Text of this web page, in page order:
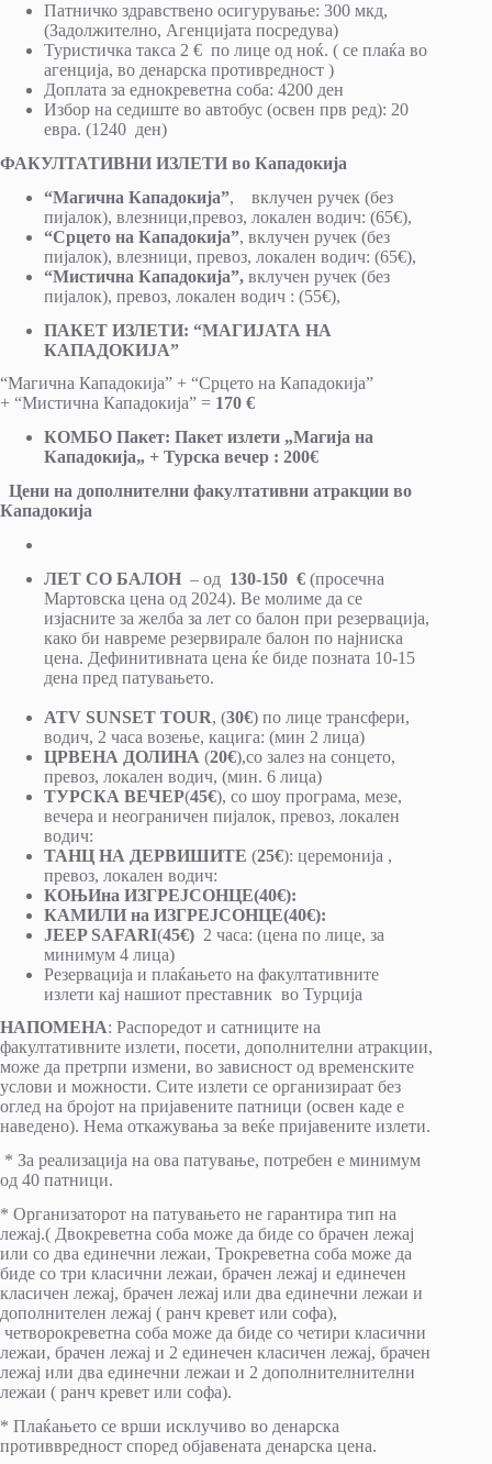
Патничко здравствено осигурување: 300 мкд,
(Задолжително, Агенцијата посредува)
Туристичка такса 2 € по лице од ноќ. ( се плаќа во
агенција, во денарска противредност )
Доплата за еднокреветна соба: 4200 ден
Избор на седиште во автобус (освен прв ред): 20
евра. (1240 ден)
ФАКУЛТАТИВНИ ИЗЛЕТИ во Кападокија
“Магична Кападокија”, вклучен ручек (без
пијалок), влезници,превоз, локален водич: (65€),
“Срцето на Кападокија”, вклучен ручек (без
пијалок), влезници, превоз, локален водич: (65€),
“Мистична Кападокија”, вклучен ручек (без
пијалок), превоз, локален водич : (55€),
ПАКЕТ ИЗЛЕТИ: “МАГИЈАТА НА
КАПАДОКИЈА”
“Магична Кападокија” + “Срцето на Кападокија”
+ “Мистична Кападокија” = 170 €
КОМБО Пакет: Пакет излети „Магија на
Кападокија„ + Турска вечер : 200€
Цени на дополнителни факултативни атракции во
Кападокија
ЛЕТ СО БАЛОН – од 130-150 € (просечна
Мартовска цена од 2024). Ве молиме да се
изјасните за желба за лет со балон при резервација,
како би навреме резервирале балон по најниска
цена. Дефинитивната цена ќе биде позната 10-15
дена пред патувањето.
ATV SUNSET TOUR, (30€) по лице трансфери,
водич, 2 часа возење, кацига: (мин 2 лица)
ЦРВЕНА ДОЛИНА (20€),со залез на сонцето,
превоз, локален водич, (мин. 6 лица)
ТУРСКА ВЕЧЕР(45€), со шоу програма, мезе,
вечера и неограничен пијалок, превоз, локален
водич:
ТАНЦ НА ДЕРВИШИТЕ (25€): церемонија ,
превоз, локален водич:
КОЊИна ИЗГРЕЈСОНЦЕ(40€):
КАМИЛИ на ИЗГРЕЈСОНЦЕ(40€):
JEEP SAFARI(45€) 2 часа: (цена по лице, за
минимум 4 лица)
Резервација и плаќањето на факултативните
излети кај нашиот преставник во Турција
НАПОМЕНА: Распоредот и сатниците на
факултативните излети, посети, дополнителни атракции,
може да претрпи измени, во зависност од временските
услови и можности. Сите излети се организираат без
оглед на бројот на пријавените патници (освен каде е
наведено). Нема откажувања за веќе пријавените излети.
* За реализација на ова патување, потребен е минимум
од 40 патници.
* Организаторот на патувањето не гарантира тип на
лежај.( Двокреветна соба може да биде со брачен лежај
или со два единечни лежаи, Трокреветна соба може да
биде со три класични лежаи, брачен лежај и единечен
класичен лежај, брачен лежај или два единечни лежаи и
дополнителен лежај ( ранч кревет или софа),
четворокреветна соба може да биде со четири класични
лежаи, брачен лежај и 2 единечен класичен лежај, брачен
лежај или два единечни лежаи и 2 дополнителнителни
лежаи ( ранч кревет или софа).
* Плаќањето се врши исклучиво во денарска
противвредност според објавената денарска цена.